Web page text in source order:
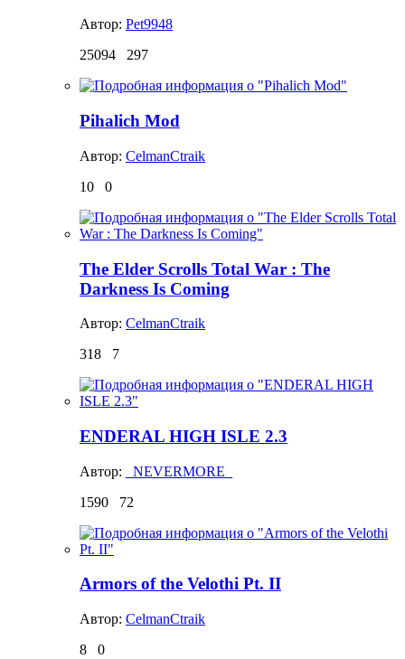
Автор: Pet9948
25094
297
Pihalich Mod
Автор: CelmanCtraik
10
0
The Elder Scrolls Total War : The
Darkness Is Coming
Автор: CelmanCtraik
318
7
ENDERAL HIGH ISLE 2.3
Автор:
_NEVERMORE_
1590
72
Armors of the Velothi Pt. II
Автор: CelmanCtraik
8
0